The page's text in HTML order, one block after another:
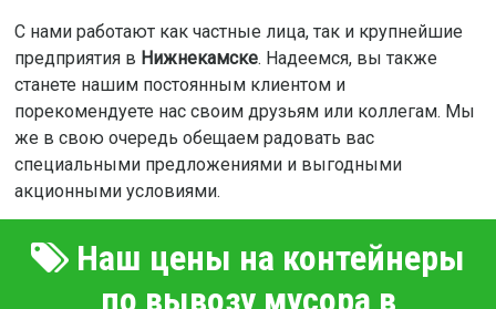
С нами работают как частные лица, так и крупнейшие
предприятия в Нижнекамске. Надеемся, вы также
станете нашим постоянным клиентом и
порекомендуете нас своим друзьям или коллегам. Мы
же в свою очередь обещаем радовать вас
специальными предложениями и выгодными
акционными условиями.
Наш цены на контейнеры
по вывозу мусора в